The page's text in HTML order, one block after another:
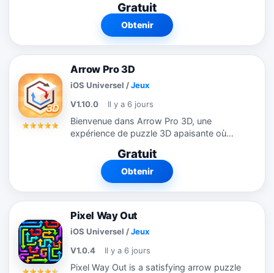
Bora aux Marquises, en passant par
Moorea, Rangiroa et bien...
Gratuit
Obtenir
Arrow Pro 3D
iOS Universel /Jeux
V1.10.0
Il y a 6 jours
Bienvenue dans Arrow Pro 3D, une
expérience de puzzle 3D apaisante où
anticipation se conjuguent avec élégance.
Faites tourner le cube, libérez les flèches
Gratuit
Obtenir
Pixel Way Out
iOS Universel /Jeux
V1.0.4
Il y a 6 jours
Pixel Way Out is a satisfying arrow puzzle